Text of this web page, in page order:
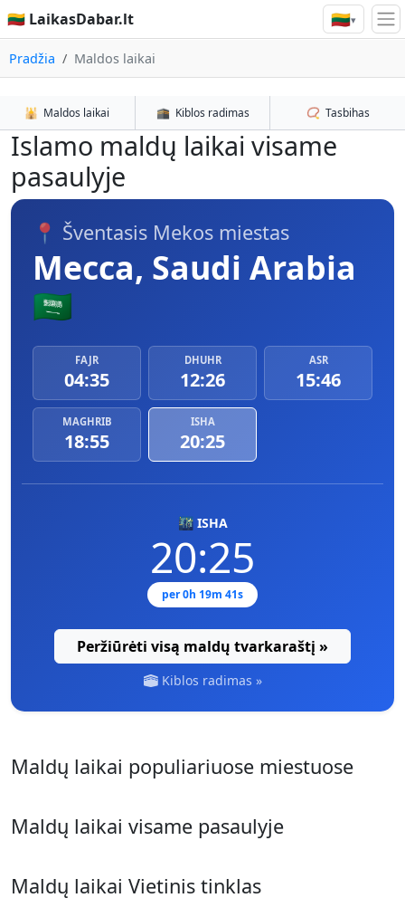
🇱🇹 LaikasDabar.lt 🇱🇹▾
Pradžia Maldos laikai
🕌 Maldos laikai 🕋 Kiblos radimas 📿 Tasbihas
Islamo maldų laikai visame
pasaulyje
📍 Šventasis Mekos miestas
Mecca, Saudi Arabia
🇸🇦
FAJR
04:35
DHUHR
12:26
ASR
15:46
MAGHRIB
18:55
ISHA
20:25
🌃 ISHA
20:25
per 0h 19m 40s
Peržiūrėti visą maldų tvarkaraštį »
Kiblos radimas »
Maldų laikai populiariuose miestuose
Maldų laikai visame pasaulyje
Maldų laikai Vietinis tinklas